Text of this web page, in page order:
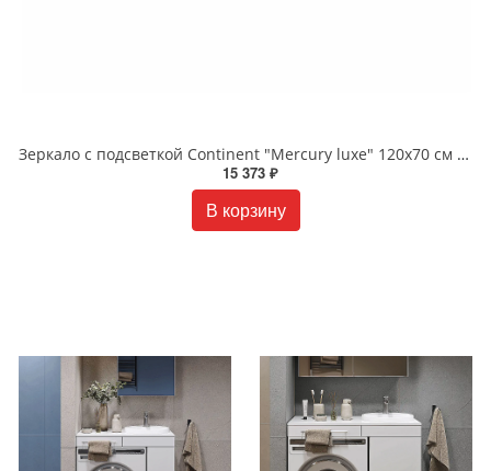
Зеркало с подсветкой Continent "Mercury luxe" 120x70 см ЗЛП690
15 373 ₽
В корзину